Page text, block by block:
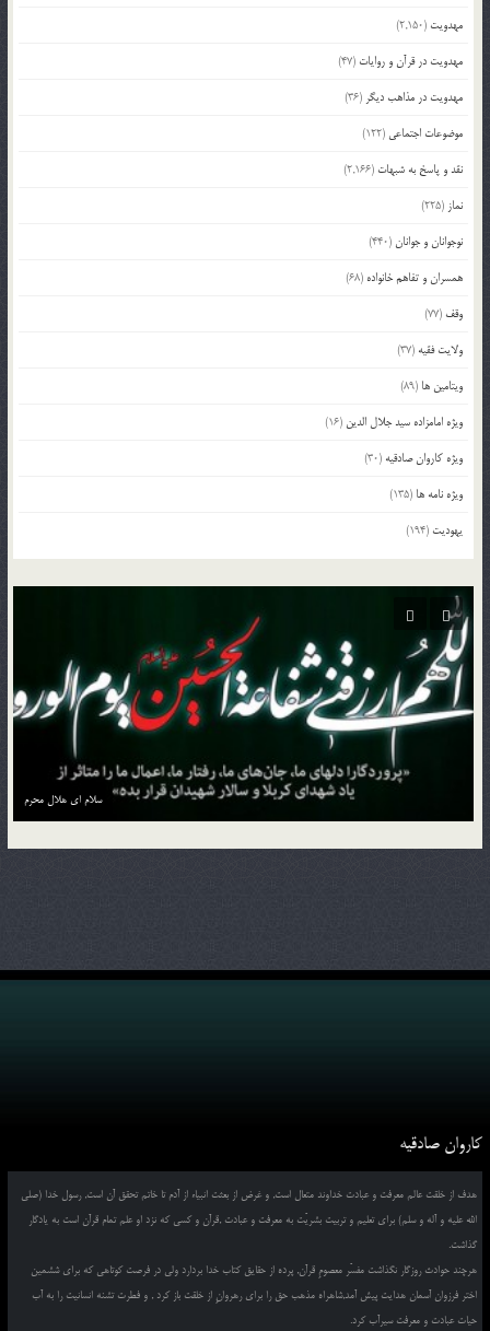
مهدویت (2,150)
مهدویت در قرآن و روایات (47)
مهدویت در مذاهب دیگر (36)
موضوعات اجتماعی (122)
نقد و پاسخ به شبهات (2,166)
نماز (225)
نوجوانان و جوانان(440)
همسران و تفاهم خانواده (68)
وقف (77)
ولایت فقیه (37)
ویتامین ها (89)
ویژه امامزاده سید جلال الدین (16)
ویژه کاروان صادقیه (30)
ویژه نامه ها (135)
یهودیت (194)
منزل به منزل با کاروان حسین بن علی علیه السلام
کاروان صادقیه
هدف از خلقت عالم معرفت و عبادت خداوند متعال است, و غرض از بعثت انبیاء از آدم تا خاتم تحقق آن است, رسول خدا (صلی
الله علیه و آله و سلم) برای تعلیم و تربیت بشریّت به معرفت و عبادت ,قرآن و کسی که نزد او علم تمام قرآن است به یادگار
گذاشت.
هرچند حوادث روزگار نگذاشت مفسّر معصومِ قرآن, پرده از حقایق کتاب خدا بردارد ولی در فرصت کوتاهی که برای ششمین
اختر فرزوان آسمان هدایت پیش آمد,شاهراه مذهب حق را برای رهروانِ از خلقت باز کرد , و فطرت تشنه انسانیت را به آب
حیات عبادت و معرفت سیرآب کرد.